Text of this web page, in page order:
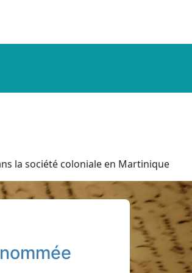
la société coloniale en Martinique